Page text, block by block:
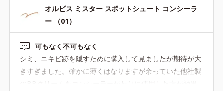
オルビス ミスター スポットシュート コンシーラ
ー （01）
可もなく不可もなく
シミ、ニキビ跡を隠すために購入して見ましたが期待が大
きすぎました。確かに薄くはなりますが余っていた他社製